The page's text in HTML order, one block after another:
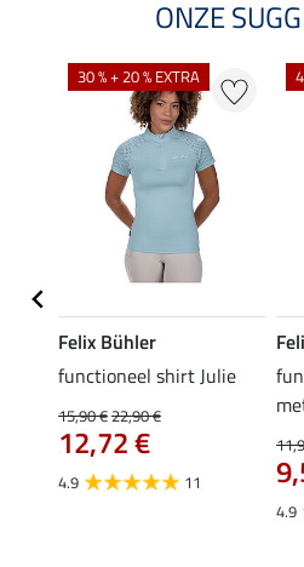
ONZE
30 % + 20 % EXTRA
Felix Bühler
functioneel shirt Julie
15,90 €22,90 €
12,72 €
4.9 11
4.9